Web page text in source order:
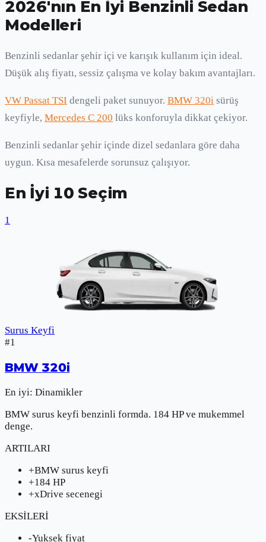
2026'nın En İyi Benzinli Sedan
Modelleri
Benzinli sedanlar şehir içi ve karışık kullanım için ideal.
Düşük alış fiyatı, sessiz çalışma ve kolay bakım avantajları.
VW Passat TSI dengeli paket sunuyor. BMW 320i sürüş
keyfiyle, Mercedes C 200 lüks konforuyla dikkat çekiyor.
Benzinli sedanlar şehir içinde dizel sedanlara göre daha
uygun. Kısa mesafelerde sorunsuz çalışıyor.
En İyi 10 Seçim
1
Surus Keyfi
#1
BMW 320i
En iyi: Dinamikler
BMW surus keyfi benzinli formda. 184 HP ve mukemmel
denge.
ARTILARI
+BMW surus keyfi
+184 HP
+xDrive secenegi
EKSİLERİ
-Yuksek fiyat